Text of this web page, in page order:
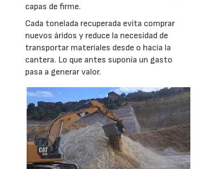
capas de firme.
Cada tonelada recuperada evita comprar
nuevos áridos y reduce la necesidad de
transportar materiales desde o hacia la
cantera. Lo que antes suponía un gasto
pasa a generar valor.